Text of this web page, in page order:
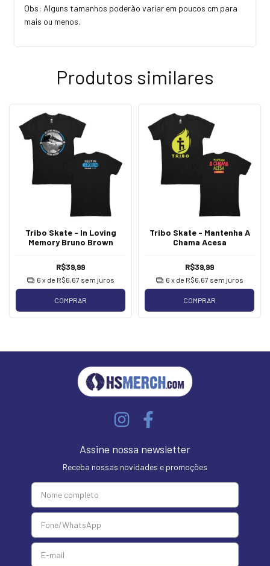
Obs: Alguns tamanhos poderão variar em poucos cm para
mais ou menos.
Produtos similares
Tribo Skate - In Loving
Memory Bruno Brown
R$39,99
6 x de R$6,67 sem juros
COMPRAR
Tribo Skate - Mantenha A
Chama Acesa
R$39,99
6 x de R$6,67 sem juros
COMPRAR
Assine nossa newsletter
Receba nossas novidades e promoções